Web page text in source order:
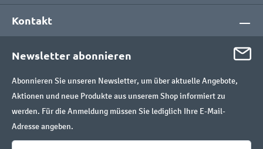
Kontakt
Newsletter abonnieren
Abonnieren Sie unseren Newsletter, um über aktuelle Angebote,
Aktionen und neue Produkte aus unserem Shop informiert zu
werden. Für die Anmeldung müssen Sie lediglich Ihre E-Mail-
Adresse angeben.